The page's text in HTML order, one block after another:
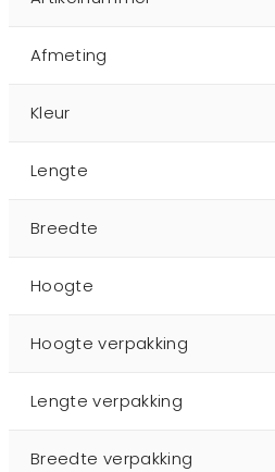
Afmeting
Kleur
Lengte
Breedte
Hoogte
Hoogte verpakking
Lengte verpakking
Breedte verpakking